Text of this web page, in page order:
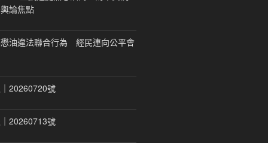
論焦點
油違法聯合行為 經民連向公平會
20260720號
20260713號